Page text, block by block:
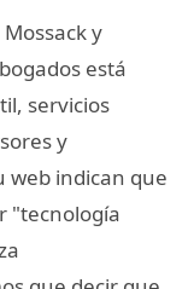
y
está
servicios
y
web indican que
"tecnología